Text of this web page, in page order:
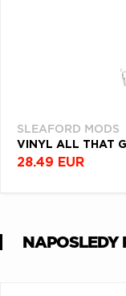
SLEAFORD MODS
VINYL ALL THAT
28.49 EUR
NAPOSLEDY